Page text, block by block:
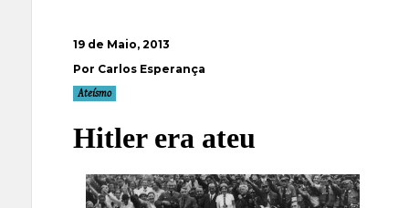
19 de Maio, 2013
Por Carlos Esperança
Ateísmo
Hitler era ateu